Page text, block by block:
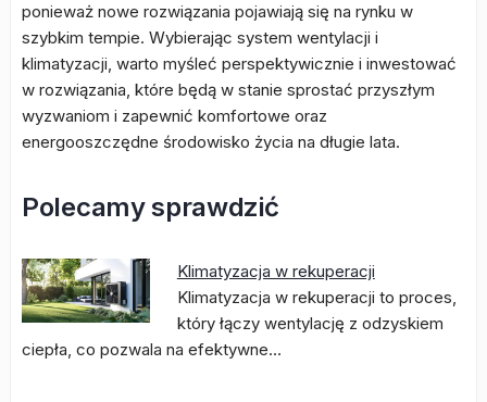
ponieważ nowe rozwiązania pojawiają się na rynku w
szybkim tempie. Wybierając system wentylacji i
klimatyzacji, warto myśleć perspektywicznie i inwestować
w rozwiązania, które będą w stanie sprostać przyszłym
wyzwaniom i zapewnić komfortowe oraz
energooszczędne środowisko życia na długie lata.
Polecamy sprawdzić
Klimatyzacja w rekuperacji
Klimatyzacja w rekuperacji to proces,
który łączy wentylację z odzyskiem
ciepła, co pozwala na efektywne…